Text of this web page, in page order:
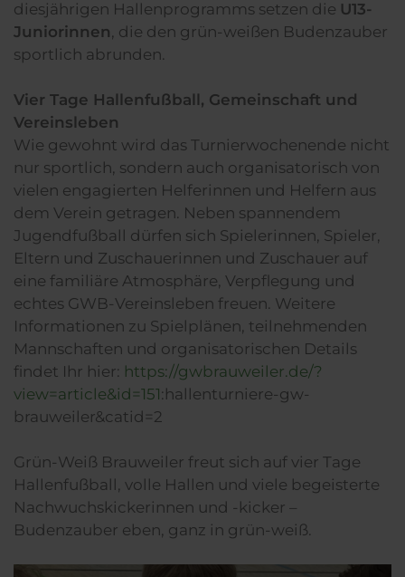
diesjährigen Hallenprogramms setzen die U13-
Juniorinnen, die den grün-weißen Budenzauber
sportlich abrunden.
Vier Tage Hallenfußball, Gemeinschaft und
Vereinsleben
Wie gewohnt wird das Turnierwochenende nicht
nur sportlich, sondern auch organisatorisch von
vielen engagierten Helferinnen und Helfern aus
dem Verein getragen. Neben spannendem
Jugendfußball dürfen sich Spielerinnen, Spieler,
Eltern und Zuschauerinnen und Zuschauer auf
eine familiäre Atmosphäre, Verpflegung und
echtes GWB-Vereinsleben freuen. Weitere
Informationen zu Spielplänen, teilnehmenden
Mannschaften und organisatorischen Details
findet Ihr hier: https://gwbrauweiler.de/?
view=article&id=151:hallenturniere-gw-
brauweiler&catid=2
Grün-Weiß Brauweiler freut sich auf vier Tage
Hallenfußball, volle Hallen und viele begeisterte
Nachwuchskickerinnen und -kicker –
Budenzauber eben, ganz in grün-weiß.